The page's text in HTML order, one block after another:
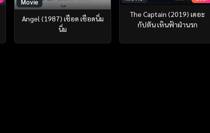
Movie
Angel (1987) เชือด เชือดนิ่ม
นิ่ม
The Captain (2019) เดอะ
กัปตัน เหินฟ้าฝ่านรก